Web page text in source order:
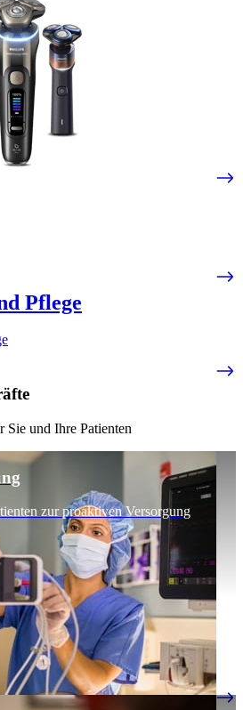
Pflege​
Sie und Ihre Patienten
zur proaktiven Versorgung